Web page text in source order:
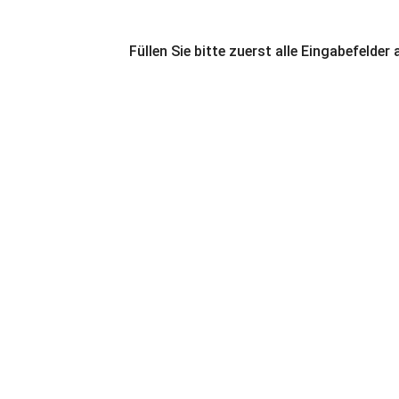
Füllen Sie bitte zuerst alle Eingabefelder